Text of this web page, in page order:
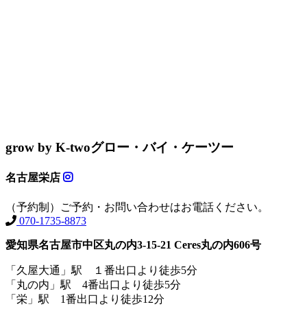
grow by K-twoグロー・バイ・ケーツー
名古屋栄店
（予約制）ご予約・お問い合わせはお電話ください。
070-1735-8873
愛知県名古屋市中区丸の内3-15-21 Ceres丸の内606号
「久屋大通」駅 １番出口より徒歩5分
「丸の内」駅 4番出口より徒歩5分
「栄」駅 1番出口より徒歩12分